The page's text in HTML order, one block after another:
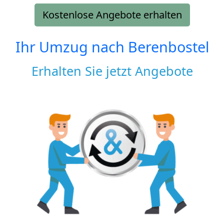
Kostenlose Angebote erhalten
Ihr Umzug nach Berenbostel
Erhalten Sie jetzt Angebote